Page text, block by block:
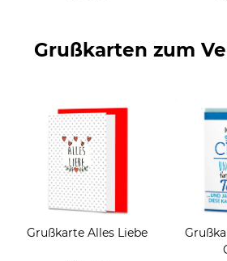
Grußkarten zum
Grußkarte Alles Liebe